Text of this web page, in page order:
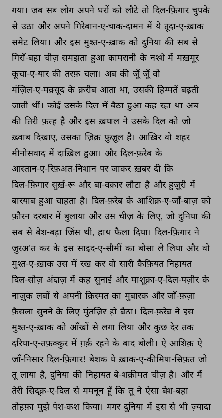
गया। जब सब लोग अपने घरों को लौटे तो दिल-फ़िगार चुपके
से उठा और अपने गिरेबान-ए-चाक-दामन में ये तूदा-ए-ख़ाक
समेट लिया। और इस मुश्त-ए-ख़ाक को दुनिया की सब से
गिराँ-बहा चीज़ समझता हुआ कामरानी के नश्शे में मख़मूर
कूचा-ए-यार की तरफ़ चला। अब की जूँ जूँ वो
मंज़िल-ए-मक़्सूद के क़रीब आता था, उसकी हिम्मतें बढ़ती
जाती थीं। कोई उसके दिल में बैठा हुआ कह रहा था अब
की तिरी फ़त्ह है और इस ख़याल ने उसके दिल को जो
ख़्वाब दिखाए, उसका ज़िक्र फ़ुज़ूल है। आख़िर वो शहर
मीनोसवाद में दाख़िल हुआ। और दिल-फ़रेब के
आस्तान-ए-रिफ़अत-निशान पर जाकर ख़बर दी कि
दिल-फ़िगार सुर्ख़-रू और बा-वक़ार लौटा है और हुज़ूरी में
बारयाब हुआ चाहता है। दिल-फ़रेब के आशिक़-ए-जाँ-बाज़ को
फ़ौरन दरबार में बुलाया और उस चीज़ के लिए, जो दुनिया की
सब से बेश-बहा जिंस थी, हाथ फैला दिया। दिल-फ़िगार ने
जुरअ'त कर के इस साइद-ए-सीमीं का बोसा ले लिया और वो
मुश्त-ए-ख़ाक उस में रख कर वो सारी कैफ़ियत निहायत
दिल-सोज़ अंदाज़ में कह सुनाई और माशूक़ा-ए-दिल-पज़ीर के
नाज़ुक लबों से अपनी क़िस्मत का मुबारक और जाँ-फ़ज़ा
फ़ैसला सुनने के लिए मुंतज़िर हो बैठा। दिल-फ़रेब ने इस
मुश्त-ए-ख़ाक को आँखों से लगा लिया और कुछ देर तक
दरिया-ए-तफ़क्कुर में ग़र्क़ रहने के बाद बोली। ऐ आशिक़ ऐ
जाँ-निसार दिल-फ़िगार! बेशक ये ख़ाक-ए-कीमिया-सिफ़त जो
तू लाया है, दुनिया की निहायत बे-शक़ीमत चीज़ है। और मैं
तेरी सिद्क़-ए-दिल से ममनून हूँ कि तू ने ऐसा बेश-बहा
तोहफ़ा मुझे पेश-कश किया। मगर दुनिया में इस से भी ज़्यादा